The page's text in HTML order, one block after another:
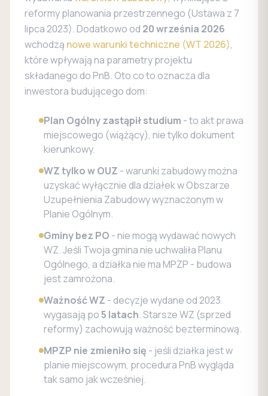
reformy planowania przestrzennego (Ustawa z 7
lipca 2023). Dodatkowo od 20 września 2026
wchodzą nowe warunki techniczne (WT 2026),
które wpływają na parametry projektu
składanego do PnB. Oto co to oznacza dla
inwestora budującego dom:
Plan Ogólny zastąpił studium - to akt prawa
miejscowego (wiążący), nie tylko dokument
kierunkowy.
WZ tylko w OUZ - warunki zabudowy można
uzyskać wyłącznie dla działek w Obszarze
Uzupełnienia Zabudowy wyznaczonym w
Planie Ogólnym.
Gminy bez PO - nie mogą wydawać nowych
WZ. Jeśli Twoja gmina nie uchwaliła Planu
Ogólnego, a działka nie ma MPZP - budowa
jest zamrożona.
Ważność WZ - decyzje wydane od 2023
wygasają po5 latach. Starsze WZ (sprzed
reformy) zachowują ważność bezterminową.
MPZP nie zmieniło się - jeśli działka jest w
planie miejscowym, procedura PnB wygląda
tak samo jak wcześniej.